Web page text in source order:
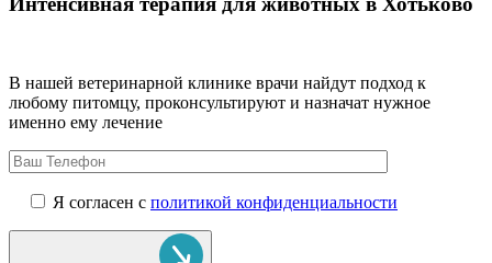
В нашей ветеринарной клинике врачи найдут подход к
любому питомцу, проконсультируют и назначат нужное
именно ему лечение
Я согласен с политикой конфиденциальности